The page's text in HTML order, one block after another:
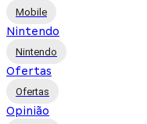
Mobile
Nintendo
Nintendo
Ofertas
Ofertas
Opinião